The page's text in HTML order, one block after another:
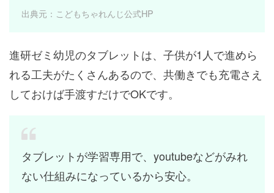
出典元：こどもちゃれんじ公式HP
進研ゼミ幼児のタブレットは、子供が1人で進めら
れる工夫がたくさんあるので、共働きでも充電さえ
しておけば手渡すだけでOKです。
タブレットが学習専用で、youtubeなどがみれ
ない仕組みになっているから安心。